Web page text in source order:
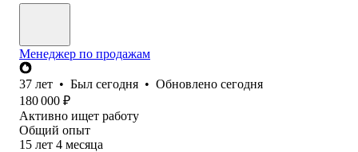
Менеджер по продажам
37 лет • Был сегодня • Обновлено сегодня
180 000 ₽
Активно ищет работу
Общий опыт
15 лет 4 месяца